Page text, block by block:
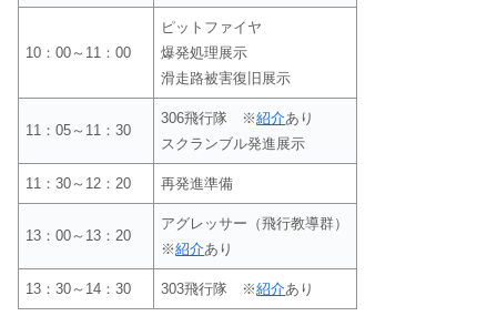
10：00～11：00
ピットファイヤ
爆発処理展示
滑走路被害復旧展示
11：05～11：30
306飛行隊 ※紹介あり
スクランブル発進展示
11：30～12：20 再発進準備
13：00～13：20
アグレッサー（飛行教導群）
※紹介あり
13：30～14：30 303飛行隊 ※紹介あり